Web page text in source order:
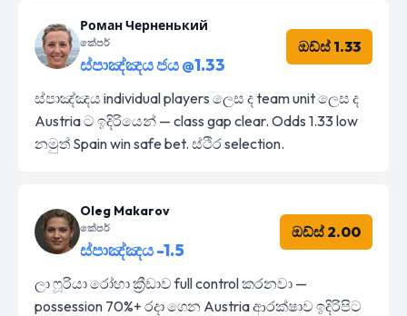
Роман Черненький
කේපර්
ස්පාඤ්ඤය ජය @1.33
ඔඩ්ස් 1.33
ස්පාඤ්ඤය individual players ලෙස ද team unit ලෙස ද
Austria ට ඉදිරියෙන් — class gap clear. Odds 1.33 low
නමුත් Spain win safe bet. ස්ථිර selection.
Oleg Makarov
කේපර්
ස්පාඤ්ඤය -1.5
ඔඩ්ස් 2.00
ලා ෆූරියා රෝහා ක්‍රීඩාව full control කරනවා —
possession 70%+ රදා ගෙන Austria ආරක්ෂාව ඉදිරිපිට